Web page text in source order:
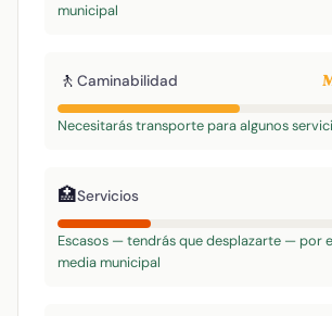
municipal
🚶 Caminabilidad
Necesitarás transporte para algunos
🏥Servicios
Escasos — tendrás que desplazarte — por
media municipal